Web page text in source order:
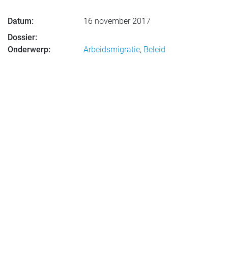
Datum:
16 november 2017
Dossier:
Onderwerp:
Arbeidsmigratie, Beleid